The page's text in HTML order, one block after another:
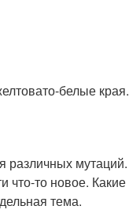
белые края.
различных мутаций.
что-то новое. Какие
тема.